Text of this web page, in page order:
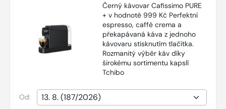
Černý kávovar Cafissimo PURE
+ v hodnotě 999 Kč Perfektní
espresso, caffè crema a
překapávaná káva z jednoho
kávovaru stisknutím tlačítka.
Rozmanitý výběr káv díky
širokému sortimentu kapslí
Tchibo
Od: